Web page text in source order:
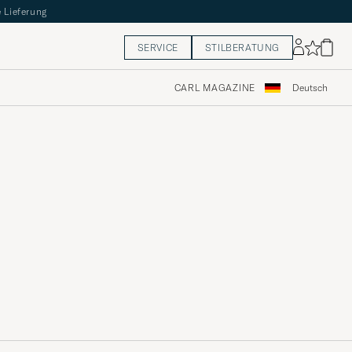
Lieferung
SERVICE STILBERATUNG
CARL MAGAZINE Deutsch